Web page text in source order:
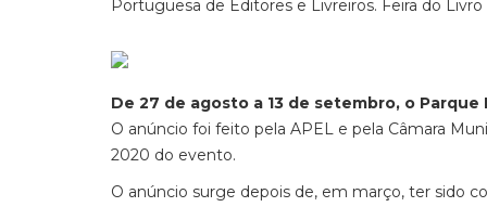
Portuguesa de Editores e Livreiros. Feira do
De 27 de agosto a 13 de setembro, o Parque
O anúncio foi feito pela APEL e pela Câmara
2020 do evento.
O anúncio surge depois de, em março, ter sido